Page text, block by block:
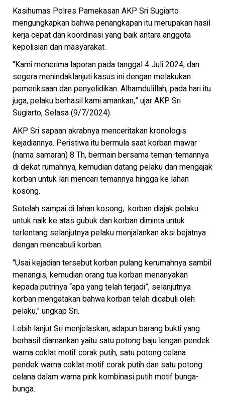
Kasihumas Polres Pamekasan AKP Sri Sugiarto
mengungkapkan bahwa penangkapan itu merupakan hasil
kerja cepat dan koordinasi yang baik antara anggota
kepolisian dan masyarakat.
“Kami menerima laporan pada tanggal 4 Juli 2024, dan
segera menindaklanjuti kasus ini dengan melakukan
pemeriksaan dan penyelidikan. Alhamdulillah, pada hari itu
juga, pelaku berhasil kami amankan,” ujar AKP Sri
Sugiarto, Selasa (9/7/2024).
AKP Sri sapaan akrabnya menceritakan kronologis
kejadiannya. Peristiwa itu bermula saat korban mawar
(nama samaran) 8 Th, bermain bersama teman-temannya
di dekat rumahnya, kemudian datang pelaku dan mengajak
korban untuk lari mencari temannya hingga ke lahan
kosong.
Setelah sampai di lahan kosong, korban diajak pelaku
untuk naik ke atas gubuk dan korban diminta untuk
terlentang selanjutnya pelaku menjalankan aksi bejatnya
dengan mencabuli korban.
"Usai kejadian tersebut korban pulang kerumahnya sambil
menangis, kemudian orang tua korban menanyakan
kepada putrinya “apa yang telah terjadi”, selanjutnya
korban mengatakan bahwa korban telah dicabuli oleh
pelaku," ungkap Sri.
Lebih lanjut Sri menjelaskan, adapun barang bukti yang
berhasil diamankan yaitu satu potong baju lengan pendek
warna coklat motif corak putih, satu potong celana
pendek warna coklat motif corak putih dan satu potong
celana dalam warna pink kombinasi putih motif bunga-
bunga.